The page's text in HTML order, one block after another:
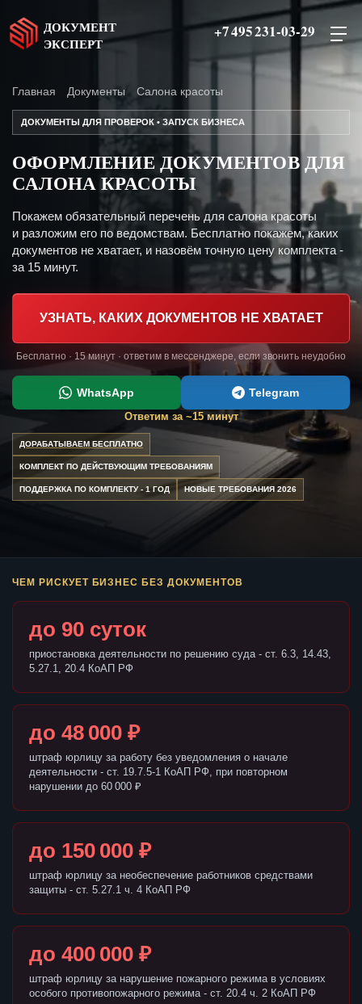
ДОКУМЕНТ
ЭКСПЕРТ
+7 495 231-03-29
Главная Документы Салона красоты
ДОКУМЕНТЫ ДЛЯ ПРОВЕРОК • ЗАПУСК БИЗНЕСА
ОФОРМЛЕНИЕ ДОКУМЕНТОВ ДЛЯ
САЛОНА КРАСОТЫ
Покажем обязательный перечень для салона красоты
и разложим его по ведомствам. Бесплатно покажем, каких
документов не хватает, и назовём точную цену комплекта -
за 15 минут.
УЗНАТЬ, КАКИХ ДОКУМЕНТОВ НЕ ХВАТАЕТ
Бесплатно · 15 минут · ответим в мессенджере, если звонить неудобно
WhatsApp Telegram
Ответим за ~15 минут
ДОРАБАТЫВАЕМ БЕСПЛАТНО
КОМПЛЕКТ ПО ДЕЙСТВУЮЩИМ ТРЕБОВАНИЯМ
ПОДДЕРЖКА ПО КОМПЛЕКТУ - 1 ГОД НОВЫЕ ТРЕБОВАНИЯ 2026
ЧЕМ РИСКУЕТ БИЗНЕС БЕЗ ДОКУМЕНТОВ
до 90 суток
приостановка деятельности по решению суда - ст. 6.3, 14.43,
5.27.1, 20.4 КоАП РФ
до 48 000 ₽
штраф юрлицу за работу без уведомления о начале
деятельности - ст. 19.7.5-1 КоАП РФ, при повторном
нарушении до 60 000 ₽
до 150 000 ₽
штраф юрлицу за необеспечение работников средствами
защиты - ст. 5.27.1 ч. 4 КоАП РФ
до 400 000 ₽
штраф юрлицу за нарушение пожарного режима в условиях
особого противопожарного режима - ст. 20.4 ч. 2 КоАП РФ